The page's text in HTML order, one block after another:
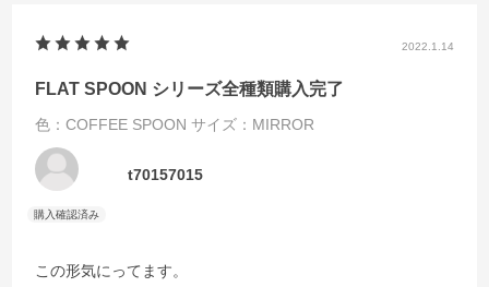
2022.1.14
FLAT SPOON シリーズ全種類購入完了
色：COFFEE SPOON サイズ：MIRROR
t70157015
この形気にってます。